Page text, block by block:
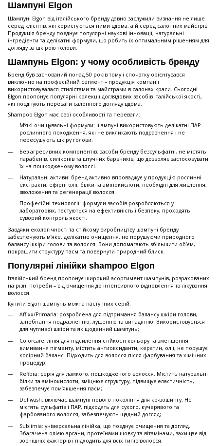
Шампуні Elgon
Шампуні Elgon від італійського бренду давно заслужили визнання не лише
серед клієнтів, які користуються ними вдома, а й серед салонних майстрів.
Продукція бренду поєднує популярні наукові інновації, натуральні
інгредієнти та делікатні формули, що робить їх оптимальним рішенням для
догляду за шкірою голови.
Шампунь Elgon: у чому особливість бренду
Бренд був заснований понад 50 років тому і спочатку орієнтувався
виключно на професійний сегмент – продукція компанії
використовувалася стилістами та майстрами в салонах краси. Сьогодні
Elgon пропонує популярні колекції доглядових засобів італійської якості,
які поєднують переваги салонного догляду вдома.
Shampoo Elgon має свої особливості та переваги:
М’які очищувальні формули: шампуні використовують делікатні ПАР
рослинного походження, які не викликають подразнення і не
пересушують шкіру голови.
Без агресивних компонентів: засоби бренду безсульфатні, не містять
парабенів, силіконів та штучних барвників, що дозволяє застосовувати
їх на пошкодженому волоссі.
Натуральні активи: бренд активно впроваджує у продукцію рослинні
екстракти, ефірні олії, білки та амінокислоти, необхідні для живлення,
зволоження та регенерації волосся.
Професійні технології: формули засобів розробляються у
лабораторіях, тестуються на ефективність і безпеку, проходять
суворий контроль якості.
Завдяки екологічності та стійкому виробництву шампуні бренду
забезпечують м’яке, делікатне очищення, не порушуючи природного
балансу шкіри голови та волосся. Вони допомагають збільшити об’єм,
покращити структуру пасм та повернути природний блиск.
Популярні лінійки shampoo Elgon
Італійський бренд пропонує широкий асортимент шампунів, розрахованих
на різні потреби – від очищення до інтенсивного відновлення та лікування
волосся.
Купити Elgon шампунь можна наступних серій:
Affixx/Primaria: розроблена для підтримання балансу шкіри голови,
запобігання подразненню, лущенню та випадінню. Використовується
для чутливої шкіри та як щоденний шампунь;
Colorcare: лінія для підсилення стійкості кольору та зменшення
вимивання пігменту, містить антиоксиданти, кератин, олії, не порушує
колірний баланс. Підходить для волосся після фарбування та хімічних
процедур;
Refibra: серія для ламкого, пошкодженого волосся. Містить натуральні
білки та амінокислоти, зміцнює структуру, підвищує еластичність,
забезпечує пом’якшення пасм;
Deliwash: включає шампуні нового покоління для ко-вошингу. Не
містять сульфатів і ПАР, підходять для сухого, кучерявого та
фарбованого волосся, забезпечують щадний догляд;
Sublimia: універсальна лінійка, що поєднує очищення та догляд.
Збагачена олією аргани, протеїнами шовку та вітамінами, захищає від
зовнішніх факторів і підходить для всіх типів волосся.